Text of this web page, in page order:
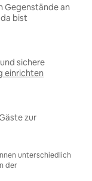
Gegenstände an
bist
sichere
einrichten
zur
unterschiedlich
der